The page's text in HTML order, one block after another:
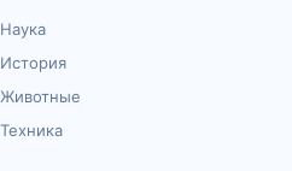
Наука
История
Животные
Техника